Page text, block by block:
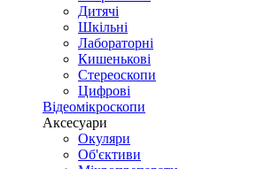
Дитячі
Шкільні
Лабораторні
Кишенькові
Стереоскопи
Цифрові
Відеомікроскопи
Аксесуари
Окуляри
Об'єктиви